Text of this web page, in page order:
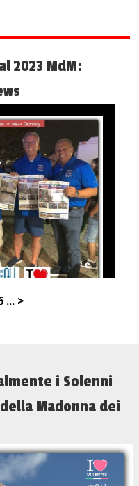
2023 MdM:
... >
i Solenni
Madonna dei